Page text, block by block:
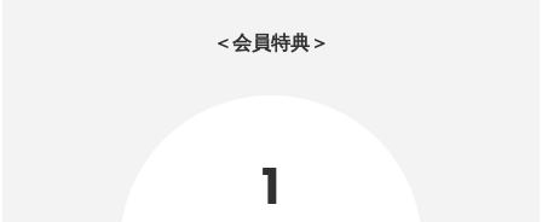
＜会員特典＞
1